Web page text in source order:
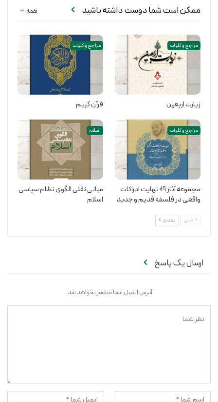
همه ممکن است شما دوست داشته باشید
مراجع و کلیات
زیارت اربعین
مراجع و کلیات
قرآن کریم
مراجع و کلیات
مجموعه آثار 19؛ نهایت ادراکات
واقعی در فلسفه قدیم و جدید
اسلام
مبانی نقلی الگوی نظام سیاسی
اسلام
قبلی بعدی
ارسال یک پاسخ
آدرس ایمیل شما منتشر نخواهد شد.